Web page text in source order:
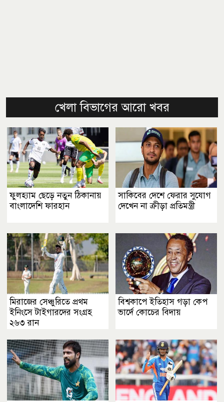
খেলা বিভাগের আরো খবর
ফুলহ্যাম ছেড়ে নতুন ঠিকানায়
বাংলাদেশি ফারহান
সাকিবের দেশে ফেরার সুযোগ
দেখেন না ক্রীড়া প্রতিমন্ত্রী
মিরাজের সেঞ্চুরিতে প্রথম
ইনিংসে টাইগারদের সংগ্রহ
২৬৩ রান
বিশ্বকাপে ইতিহাস গড়া কেপ
ভার্দে কোচের বিদায়